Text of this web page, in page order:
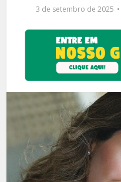
3 de setembro de 2025